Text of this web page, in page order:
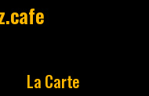
La Carte